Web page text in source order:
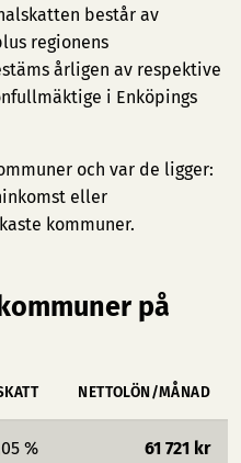
består av
regionens
årligen av respektive
i Enköpings
och var de ligger:
eller
kommuner.
på
NETTOLÖN/MÅNAD
% 61 721 kr